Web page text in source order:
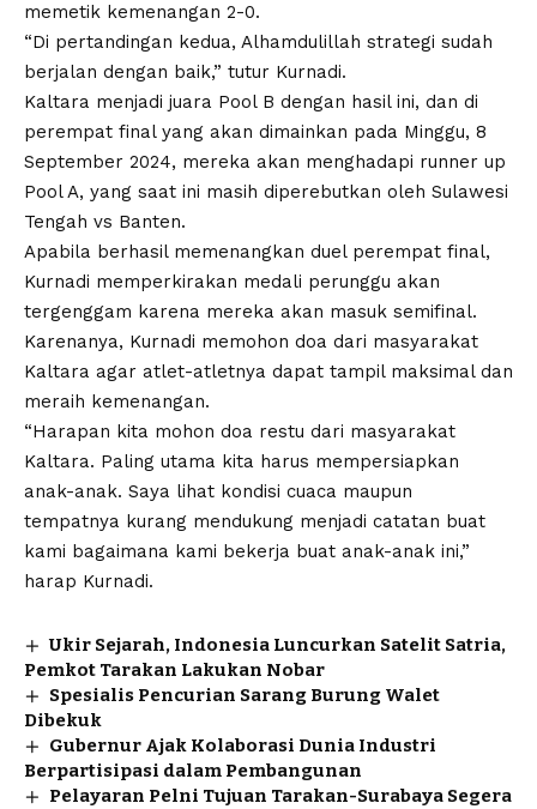
memetik kemenangan 2-0.
“Di pertandingan kedua, Alhamdulillah strategi sudah
berjalan dengan baik,” tutur Kurnadi.
Kaltara menjadi juara Pool B dengan hasil ini, dan di
perempat final yang akan dimainkan pada Minggu, 8
September 2024, mereka akan menghadapi runner up
Pool A, yang saat ini masih diperebutkan oleh Sulawesi
Tengah vs Banten.
Apabila berhasil memenangkan duel perempat final,
Kurnadi memperkirakan medali perunggu akan
tergenggam karena mereka akan masuk semifinal.
Karenanya, Kurnadi memohon doa dari masyarakat
Kaltara agar atlet-atletnya dapat tampil maksimal dan
meraih kemenangan.
“Harapan kita mohon doa restu dari masyarakat
Kaltara. Paling utama kita harus mempersiapkan
anak-anak. Saya lihat kondisi cuaca maupun
tempatnya kurang mendukung menjadi catatan buat
kami bagaimana kami bekerja buat anak-anak ini,”
harap Kurnadi.
Ukir Sejarah, Indonesia Luncurkan Satelit Satria,
Pemkot Tarakan Lakukan Nobar
Spesialis Pencurian Sarang Burung Walet
Dibekuk
Gubernur Ajak Kolaborasi Dunia Industri
Berpartisipasi dalam Pembangunan
Pelayaran Pelni Tujuan Tarakan-Surabaya Segera